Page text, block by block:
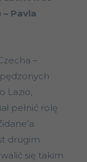
Pavla
–
Lazio,
pełnić rolę
drugim
się takim